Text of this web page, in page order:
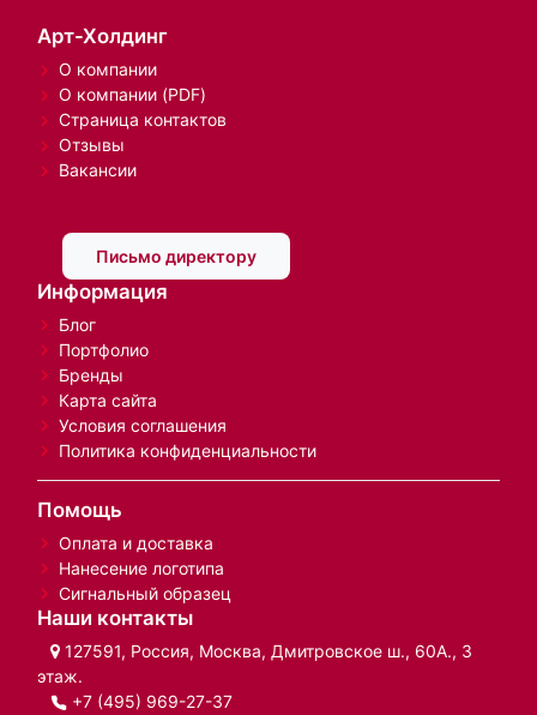
Арт-Холдинг
О компании
О компании (PDF)
Страница контактов
Отзывы
Вакансии
Письмо директору
Информация
Блог
Портфолио
Бренды
Карта сайта
Условия соглашения
Политика конфиденциальности
Помощь
Оплата и доставка
Нанесение логотипа
Сигнальный образец
Наши контакты
127591, Россия, Москва, Дмитровское ш., 60А., 3
этаж.
+7 (495) 969-27-37